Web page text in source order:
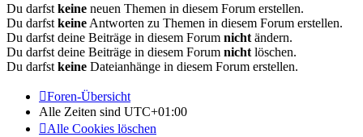
Du darfst keine neuen Themen in diesem Forum erstellen.
Du darfst keine Antworten zu Themen in diesem Forum erstellen.
Du darfst deine Beiträge in diesem Forum nicht ändern.
Du darfst deine Beiträge in diesem Forum nicht löschen.
Du darfst keine Dateianhänge in diesem Forum erstellen.
Foren-Übersicht
Alle Zeiten sind UTC+01:00
Alle Cookies löschen